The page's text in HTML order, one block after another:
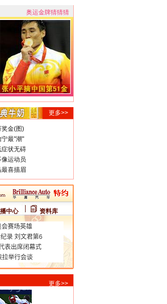
奥运金牌猜猜猜
更多>>
奖金(图)
最"潮"
症状无碍
运动员
最喜描眉
中心 资料库
更多>>